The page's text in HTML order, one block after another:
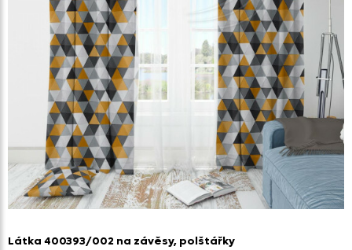
Látka 400393/002 na závěsy, polštářky